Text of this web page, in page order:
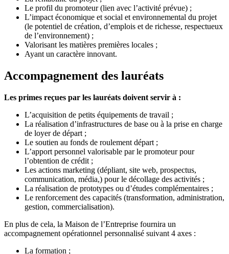
Le profil du promoteur (lien avec l’activité prévue) ;
L’impact économique et social et environnemental du projet
(le potentiel de création, d’emplois et de richesse, respectueux
de l’environnement) ;
Valorisant les matières premières locales ;
Ayant un caractère innovant.
Accompagnement des lauréats
Les primes reçues par les lauréats doivent servir à :
L’acquisition de petits équipements de travail ;
La réalisation d’infrastructures de base ou à la prise en charge
de loyer de départ ;
Le soutien au fonds de roulement départ ;
L’apport personnel valorisable par le promoteur pour
l’obtention de crédit ;
Les actions marketing (dépliant, site web, prospectus,
communication, média,) pour le décollage des activités ;
La réalisation de prototypes ou d’études complémentaires ;
Le renforcement des capacités (transformation, administration,
gestion, commercialisation).
En plus de cela, la Maison de l’Entreprise fournira un
accompagnement opérationnel personnalisé suivant 4 axes :
La formation ;